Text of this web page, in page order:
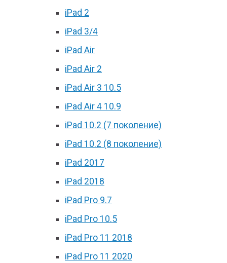
iPad 2
iPad 3/4
iPad Air
iPad Air 2
iPad Air 3 10.5
iPad Air 4 10.9
iPad 10.2 (7 поколение)
iPad 10.2 (8 поколение)
iPad 2017
iPad 2018
iPad Pro 9.7
iPad Pro 10.5
iPad Pro 11 2018
iPad Pro 11 2020